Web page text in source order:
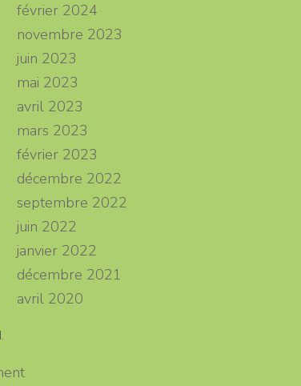
février 2024
novembre 2023
juin 2023
mai 2023
avril 2023
mars 2023
février 2023
décembre 2022
septembre 2022
juin 2022
janvier 2022
décembre 2021
avril 2020